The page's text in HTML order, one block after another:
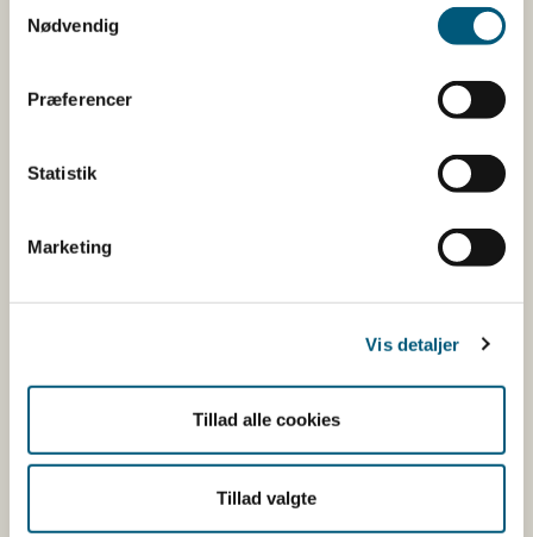
Nødvendig
Præferencer
Statistik
Marketing
Vis detaljer
Tillad alle cookies
Tillad valgte
(M. edulis)
Kattegat syd,
Samsø bælt
(M. edulis
110
(M. edulis